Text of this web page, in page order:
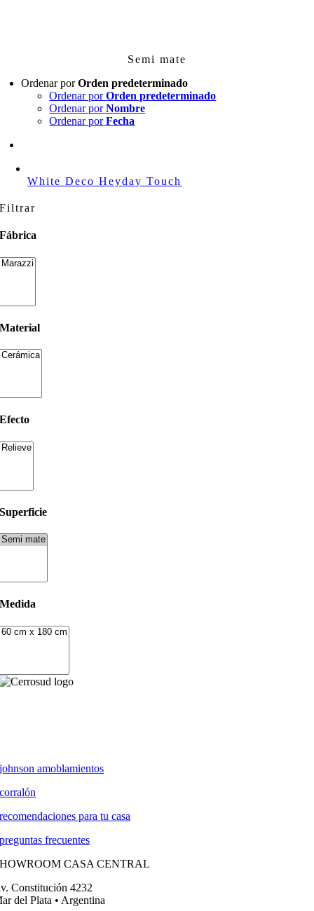
Semi mate
Ordenar porOrden predeterminado
Ordenar porOrden predeterminado
Ordenar porNombre
Ordenar porFecha
White Deco Heyday Touch
Filtrar
Fábrica
Material
Efecto
Superficie
Medida
johnson amoblamientos
corralón
recomendaciones para tu casa
preguntas frecuentes
CASA CENTRAL
Constitución 4232
del Plata • Argentina